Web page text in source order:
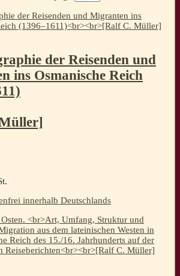
der Reisenden und
ins Osmanische Reich
innerhalb Deutschlands